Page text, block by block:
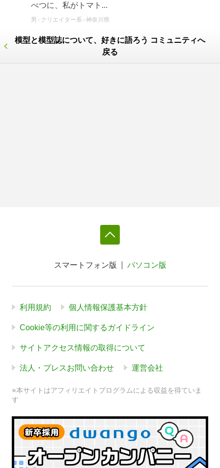
べつに、私がトマト...
男 クリエイター系 神奈川県
模型と模型誌について、好きに語ろう コミュニティへ
戻る
スマートフォン版 パソコン版
利用規約 個人情報保護基本方針
Cookie等の利用に関するガイドライン
サイトアクセス情報の取得について
法人・プレスお問い合わせ 運営会社
※本サイトはアフィリエイトプログラムによる収益を得ていま
す